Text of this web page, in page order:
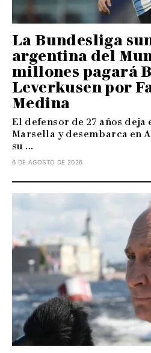
La Bundesliga
argentina del
millones pagará
Leverkusen por
Medina
El defensor de 27 años
Marsella y desembarca en
su ...
6 DE AGOSTO DE 2026